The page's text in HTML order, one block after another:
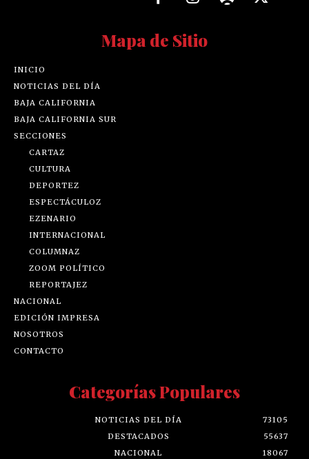
Mapa de Sitio
INICIO
NOTICIAS DEL DÍA
BAJA CALIFORNIA
BAJA CALIFORNIA SUR
SECCIONES
CARTAZ
CULTURA
DEPORTEZ
ESPECTÁCULOZ
EZENARIO
INTERNACIONAL
COLUMNAZ
ZOOM POLÍTICO
REPORTAJEZ
NACIONAL
EDICIÓN IMPRESA
NOSOTROS
CONTACTO
Categorías Populares
NOTICIAS DEL DÍA
73105
DESTACADOS
55637
NACIONAL
18067